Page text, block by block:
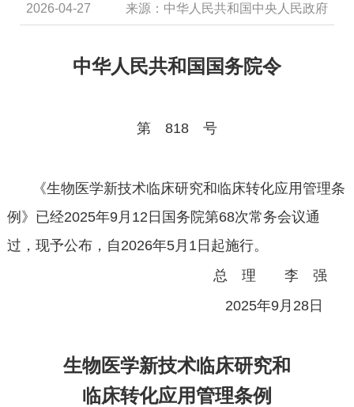
2026-04-27 来源：中华人民共和国中央人民政府
中华人民共和国国务院令
第 818 号
《生物医学新技术临床研究和临床转化应用管理条
例》已经2025年9月 12 日国务院第68次常务会议通
过，现予公布，自 2026年5月 1 日起施行。
总 理 李 强
2025年9月 28日
生物医学新技术临床研究和
临床转化应用管理条例